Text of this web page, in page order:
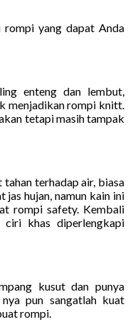
rompi yang dapat Anda
enteng dan lembut,
menjadikan rompi knitt.
tetapi masih tampak
terhadap air, biasa
jas hujan, namun kain ini
rompi safety. Kembali
khas diperlengkapi
kusut dan punya
pun sangatlah kuat
rompi.